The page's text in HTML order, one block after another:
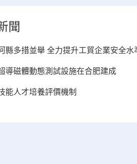
聞
縣多措並舉 全力提升工貿企業安全水
導磁體動態測試設施在合肥建成
能人才培養評價機制